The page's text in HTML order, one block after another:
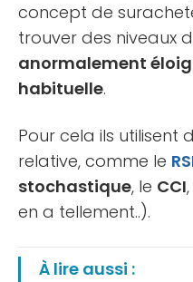
concept de
trouver des niveaux
anormalement
habituelle.
Pour cela ils utilisent
relative, comme le
stochastique, le CCI
en a tellement..).
À lire aussi :